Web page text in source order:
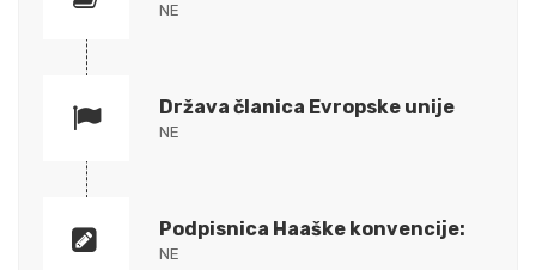
NE
Država članica Evropske unije
NE
Podpisnica Haaške konvencije:
NE